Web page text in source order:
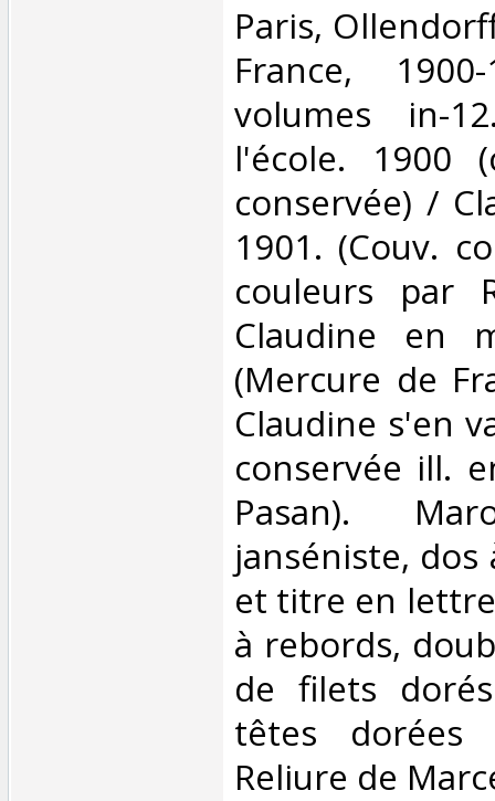
‎Paris,
France,
volumes in-
l'école. 1900
conservée) /
1901. (Couv.
couleurs par
Claudine en
(Mercure de
Claudine s'en
conservée ill.
Pasan).
janséniste,
et titre en
à rebords,
de filets
têtes dorées
Reliure de